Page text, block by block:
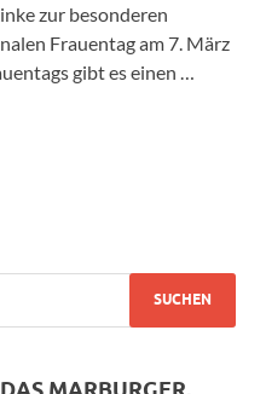
zur besonderen
Frauentag am 7. März
gibt es einen …